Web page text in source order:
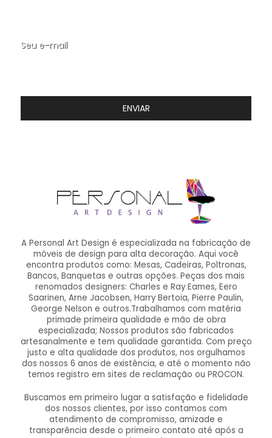
Seu e-mail
ENVIAR
A Personal Art Design é especializada na fabricação de
móveis de design para alta decoração. Aqui você
encontra produtos como: Mesas, Cadeiras, Poltronas,
Bancos, Banquetas e outras opções. Peças dos mais
renomados designers: Charles e Ray Eames, Eero
Saarinen, Arne Jacobsen, Harry Bertoia, Pierre Paulin,
George Nelson e outros.Trabalhamos com matéria
primade primeira qualidade e mão de obra
especializada; Nossos produtos são fabricados
artesanalmente e tem qualidade garantida. Com preço
justo e alta qualidade dos produtos, nos orgulhamos
dos nossos 6 anos de existência, e até o momento não
temos registro em sites de reclamação ou PROCON.
Buscamos em primeiro lugar a satisfação e fidelidade
dos nossos clientes, por isso contamos com
atendimento de compromisso, amizade e
transparência desde o primeiro contato até após a